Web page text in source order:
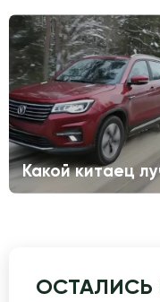
Какой китаец